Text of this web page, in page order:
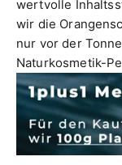
wertvolle
wir die
nur vor der
Naturkosmetik-